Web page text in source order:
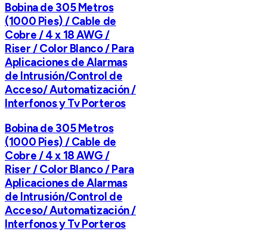
Bobina de 305 Metros
(1000 Pies) / Cable de
Cobre / 4 x 18 AWG /
Riser / Color Blanco / Para
Aplicaciones de Alarmas
de Intrusión/Control de
Acceso/ Automatización /
Interfonos y Tv Porteros
Bobina de 305 Metros
(1000 Pies) / Cable de
Cobre / 4 x 18 AWG /
Riser / Color Blanco / Para
Aplicaciones de Alarmas
de Intrusión/Control de
Acceso/ Automatización /
Interfonos y Tv Porteros